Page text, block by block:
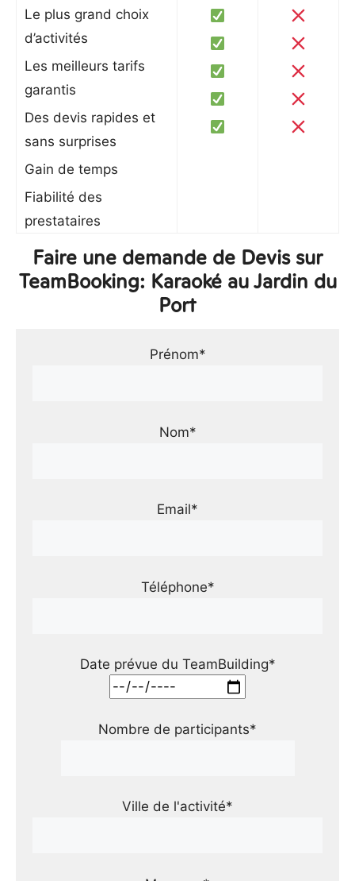
Le plus grand choix
d’activités
Les meilleurs tarifs
garantis
Des devis rapides et
sans surprises
Gain de temps
Fiabilité des
prestataires
Faire une demande de Devis sur
TeamBooking: Karaoké au Jardin du
Port
Prénom*
Nom*
Email*
Téléphone*
Date prévue du TeamBuilding*
Nombre de participants*
Ville de l'activité*